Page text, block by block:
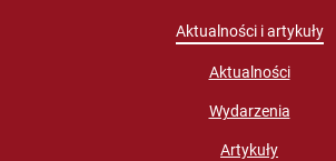
Aktualności i artykuły
Aktualności
Wydarzenia
Artykuły